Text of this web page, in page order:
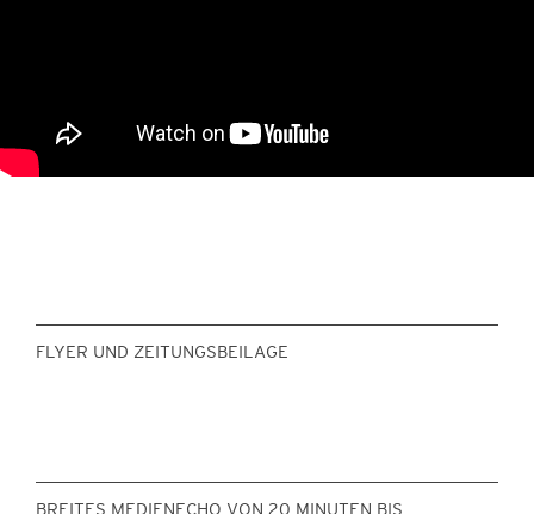
FLYER UND ZEITUNGSBEILAGE
BREITES MEDIENECHO VON 20 MINUTEN BIS